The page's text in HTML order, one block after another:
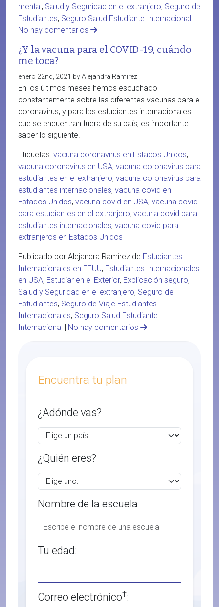
mental, Salud y Seguridad en el extranjero, Seguro de
Estudiantes, Seguro Salud Estudiante Internacional |
No hay comentarios
¿Y la vacuna para el COVID-19, cuándo
me toca?
enero 22nd, 2021 by Alejandra Ramirez
En los últimos meses hemos escuchado
constantemente sobre las diferentes vacunas para el
coronavirus, y para los estudiantes internacionales
que se encuentran fuera de su país, es importante
saber lo siguiente.
Etiquetas: vacuna coronavirus en Estados Unidos,
vacuna coronavirus en USA, vacuna coronavirus para
estudiantes en el extranjero, vacuna coronavirus para
estudiantes internacionales, vacuna covid en
Estados Unidos, vacuna covid en USA, vacuna covid
para estudiantes en el extranjero, vacuna covid para
estudiantes internacionales, vacuna covid para
extranjeros en Estados Unidos
Publicado por Alejandra Ramirez de Estudiantes
Internacionales en EEUU, Estudiantes Internacionales
en USA, Estudiar en el Exterior, Explicación seguro,
Salud y Seguridad en el extranjero, Seguro de
Estudiantes, Seguro de Viaje Estudiantes
Internacionales, Seguro Salud Estudiante
Internacional | No hay comentarios
Encuentra tu plan
¿Adónde vas?
¿Quién eres?
Nombre de la escuela
Tu edad:
Correo electrónico†: